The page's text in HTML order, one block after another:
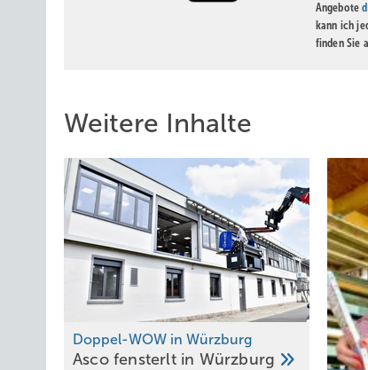
Angebote
kann ich
finden Sie
Weitere Inhalte
Doppel-WOW in Würzburg
Asco fensterlt in Würzburg